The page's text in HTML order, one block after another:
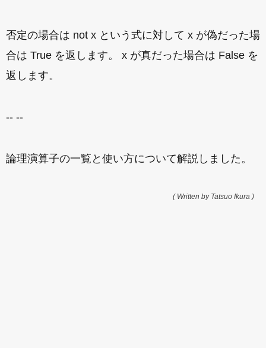
否定の場合は not x という式に対して x が偽だった場
合は True を返します。 x が真だった場合は False を
返します。
-- --
論理演算子の一覧と使い方について解説しました。
( Written by Tatsuo Ikura )